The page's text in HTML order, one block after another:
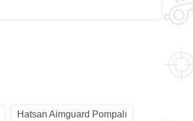
Hatsan Aimguard Pompalı